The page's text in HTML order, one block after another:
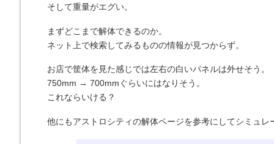
そして重量がエグい。
まずどこまで解体できるのか。
ネット上で検索してみるものの情報が見つからず。
お店で筐体を見た感じでは左右の白いパネルは外せそう。
750mm → 700mmぐらいにはなりそう。
これならいける？
他にもアストロシティの解体ページを参考にしてシミュレ